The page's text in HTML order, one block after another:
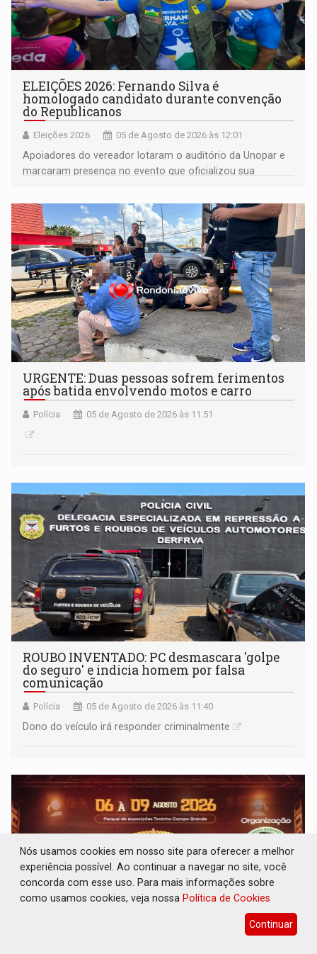
ELEIÇÕES 2026: Fernando Silva é
homologado candidato durante convenção
do Republicanos
Eleições 2026 05 de Agosto de 2026 às 12:01
Apoiadores do vereador lotaram o auditório da Unopar e
marcaram presença no evento que oficializou sua
URGENTE: Duas pessoas sofrem ferimentos
após batida envolvendo motos e carro
Polícia 05 de Agosto de 2026 às 11:51
ROUBO INVENTADO: PC desmascara 'golpe
do seguro' e indicia homem por falsa
comunicação
Polícia 05 de Agosto de 2026 às 11:40
Dono do veículo irá responder criminalmente
Nós usamos cookies em nosso site para oferecer a melhor
experiência possível. Ao continuar a navegar no site, você
concorda com esse uso. Para mais informações sobre
como usamos cookies, veja nossa Política de Cookies
Continuar